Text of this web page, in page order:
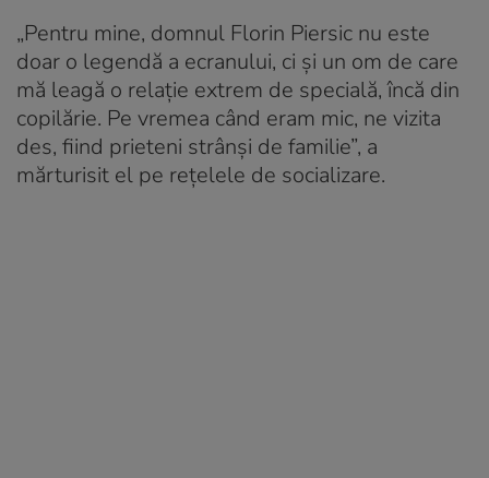
„Pentru mine, domnul Florin Piersic nu este
doar o legendă a ecranului, ci și un om de care
mă leagă o relație extrem de specială, încă din
copilărie. Pe vremea când eram mic, ne vizita
des, fiind prieteni strânși de familie”, a
mărturisit el pe rețelele de socializare.